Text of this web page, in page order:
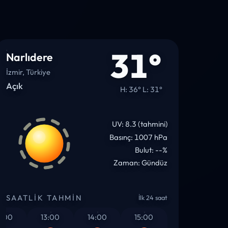
Narlıdere
İzmir, Türkiye
Açık 31°
H: 36° L: 31°
UV: 8.3 (tahmini)
Basınç: 1007 hPa
Bulut: --%
Zaman: Gündüz
SAATLIK TAHMIN İlk 24 saat
13:00 14:00 15:00